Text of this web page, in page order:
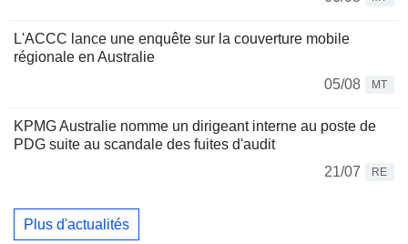
L'ACCC lance une enquête sur la couverture mobile
régionale en Australie
05/08
MT
KPMG Australie nomme un dirigeant interne au poste de
PDG suite au scandale des fuites d'audit
21/07
RE
Plus d'actualités